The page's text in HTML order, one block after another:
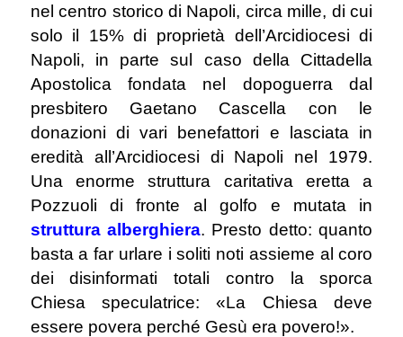
nel centro storico di Napoli, circa mille, di cui
solo il 15% di proprietà dell’Arcidiocesi di
Napoli, in parte sul caso della Cittadella
Apostolica fondata nel dopoguerra dal
presbitero Gaetano Cascella con le
donazioni di vari benefattori e lasciata in
eredità all’Arcidiocesi di Napoli nel 1979.
Una enorme struttura caritativa eretta a
Pozzuoli di fronte al golfo e mutata in
struttura alberghiera. Presto detto: quanto
basta a far urlare i soliti noti assieme al coro
dei disinformati totali contro la sporca
Chiesa speculatrice: «La Chiesa deve
essere povera perché Gesù era povero!».